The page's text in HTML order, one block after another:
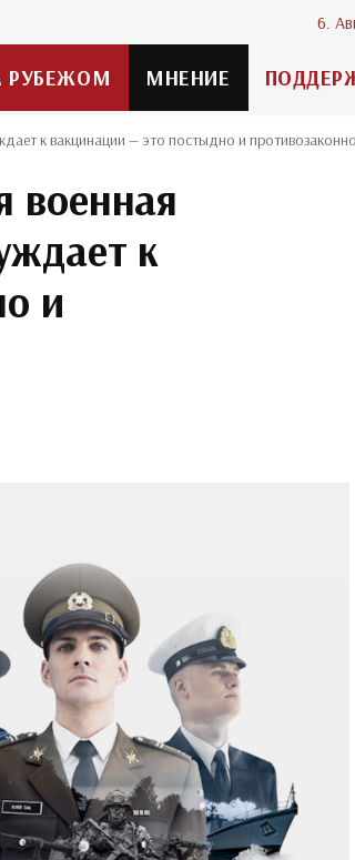
6.
РУБЕЖОМ МНЕНИЕ
к вакцинации — это постыдно и противозаконно
военная
к
и